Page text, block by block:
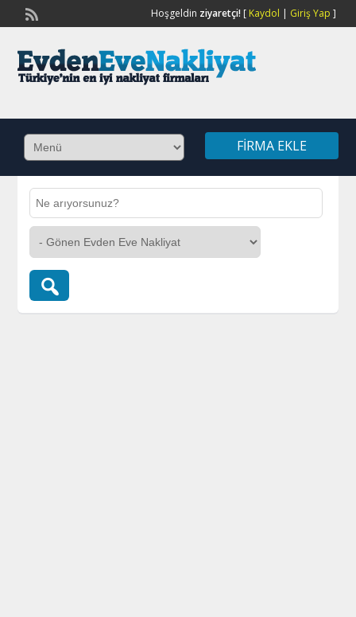
Hoşgeldin ziyaretçi![ Kaydol | Giriş Yap ]
FIRMA EKLE